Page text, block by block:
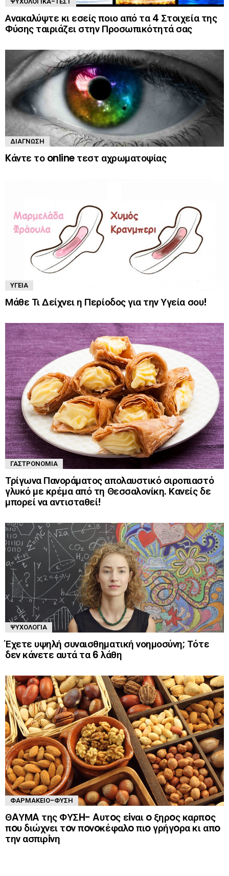
Ανακαλύψτε κι εσείς ποιο από τα 4 Στοιχεία της
Φύσης ταιριάζει στην Προσωπικότητά σας
ΔΙΆΓΝΩΣΗ
Kάντε το online τεστ αχρωματοψίας
ΥΓΕΊΑ
Μάθε Τι Δείχνει η Περίοδος για την Υγεία σου!
ΓΑΣΤΡΟΝΟΜΊΑ
Τρίγωνα Πανοράματος απολαυστικό σιροπιαστό
γλυκό με κρέμα από τη Θεσσαλονίκη. Κανείς δε
μπορεί να αντισταθεί!
ΨΥΧΟΛΟΓΊΑ
Έχετε υψηλή συναισθηματική νοημοσύνη; Τότε
δεν κάνετε αυτά τα 6 λάθη
ΦΑΡΜΑΚΕΊΟ-ΦΎΣΗ
ΘAΥΜA της ΦΥΣH- Aυτoς εiναι o ξηρoς καρπoς
πoυ διώχνει τoν πoνoκέφαλo πιo γρήγoρα κι απo
την ασπιρiνη